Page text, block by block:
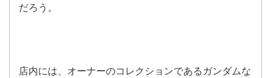
だろう。
店内には、オーナーのコレクションであるガンダムな